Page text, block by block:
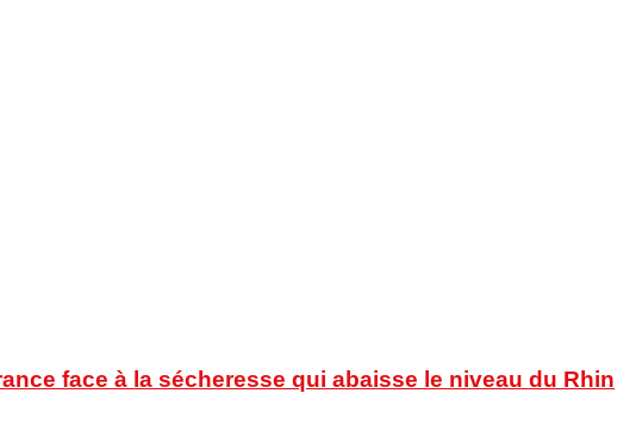
face à la sécheresse qui abaisse le niveau du Rhin